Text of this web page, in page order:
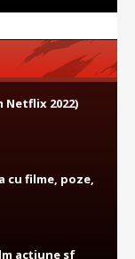
Netflix 2022)
cu filme, poze,
acțiune sf